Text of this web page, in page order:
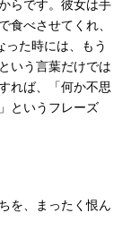
らです。彼女は手
食べさせてくれ、
た時には、もう
いう言葉だけでは
れば、「何か不思
というフレーズ
を、まったく恨ん